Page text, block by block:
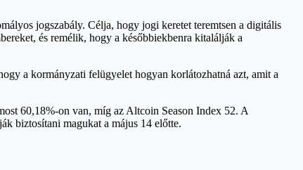
jogszabály. Célja, hogy jogi keretet teremtsen a digitális
és remélik, hogy a későbbiekbenra kitalálják a
a kormányzati felügyelet hogyan korlátozhatná azt, amit a
60,18%-on van, míg az Altcoin Season Index 52. A
biztosítani magukat a május 14 előtte.